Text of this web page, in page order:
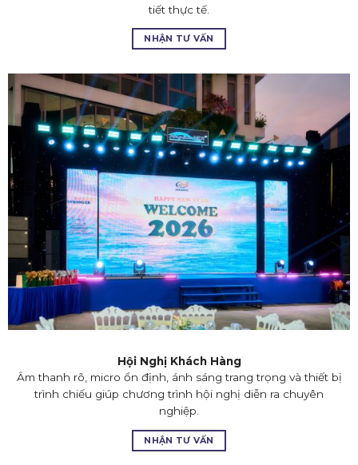
tiết thực tế.
NHẬN TƯ VẤN
Hội Nghị Khách Hàng
Âm thanh rõ, micro ổn định, ánh sáng trang trọng và thiết bị
trình chiếu giúp chương trình hội nghị diễn ra chuyên
nghiệp.
NHẬN TƯ VẤN